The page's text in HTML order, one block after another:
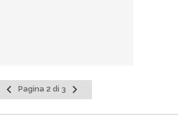
Pagina
precedente
Pagina 2 di 3
Pagina
successiva